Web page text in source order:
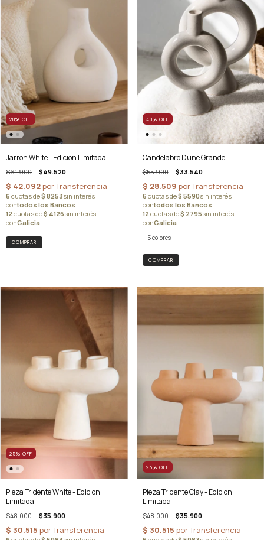
20% OFF
Jarron White - Edicion Limitada
$61.900 $49.520
40% OFF
Candelabro Dune Grande
$55.900 $33.540
5 colores
COMPRAR
25% OFF
Pieza Tridente White - Edicion
Limitada
$48.000 $35.900
25% OFF
Pieza Tridente Clay - Edicion
Limitada
$48.000 $35.900